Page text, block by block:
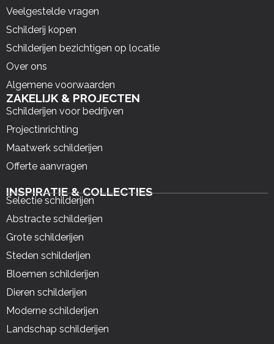
Veelgestelde vragen
Schilderij kopen
Schilderijen bezichtigen op locatie
Over ons
Algemene voorwaarden
ZAKELIJK & PROJECTEN
Schilderijen voor bedrijven
Projectinrichting
Maatwerk schilderijen
Offerte aanvragen
INSPIRATIE & COLLECTIES
Selectie schilderijen
Abstracte schilderijen
Grote schilderijen
Steden schilderijen
Bloemen schilderijen
Dieren schilderijen
Moderne schilderijen
Landschap schilderijen